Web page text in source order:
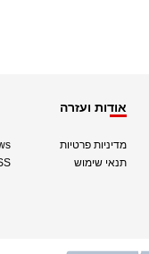
אודות ועזרה
מדיניות פרטיות
תנאי שימוש